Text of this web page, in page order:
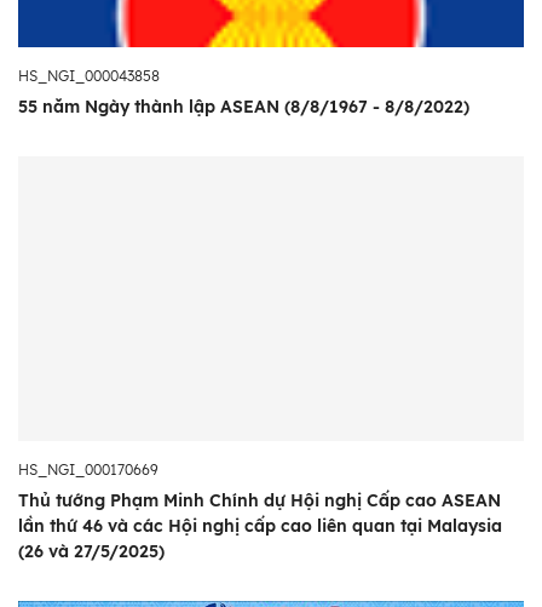
HS_NGI_000043858
55 năm Ngày thành lập ASEAN (8/8/1967 - 8/8/2022)
HS_NGI_000170669
Thủ tướng Phạm Minh Chính dự Hội nghị Cấp cao ASEAN
lần thứ 46 và các Hội nghị cấp cao liên quan tại Malaysia
(26 và 27/5/2025)